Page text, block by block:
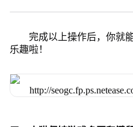
完成以上操作后，你就
乐趣啦！